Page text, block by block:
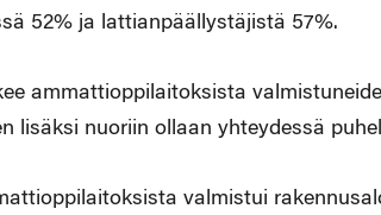
52% ja lattianpäällystäjistä 57%.
ammattioppilaitoksista
lisäksi nuoriin ollaan yhteydessä
valmistui